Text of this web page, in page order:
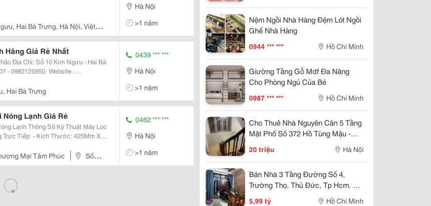
Hai Bà Trưng, Hà Nội, Việt
Hà Nội
>1 năm
Hãng Giá Rẻ Nhất
Bà
- 0982125950. Website :
Th
Hai Bà Trưng
0439 *** ***
Hà Nội
>1 năm
Lạnh Giá Rẻ
Máy Lọc
Trực Tiếp: - Kích Thước: 425Mm X
Mại Tâm Phúc
Số
Xuân, Hà Nội
0462 *** ***
Hà Nội
>1 năm
Nệm Ngồi Nhà Hàng Đệm Lót Ngồi
Ghế Nhà Hàng
0944 *** *** Hồ Chí Minh
Giường Tầng Gỗ Mdf Đa Năng
Cho Phòng Ngủ Của Bé
0987 *** *** Hồ Chí Minh
Cho Thuê Nhà Nguyên Căn 5 Tầng
Mặt Phố Số 372 Hồ Tùng Mậu -
Phường Phú Diễn - Bắc Từ Liêm -
Hn
20 triệu Hà Nội
Bán Nhà 3 Tầng Đường Số 4,
Trường Thọ, Thủ Đức, Tp Hcm. Dt
62M2. Giá 5,99 Tỷ, Sổ Hồng Riêng.
5,99 tỷ Hồ Chí Minh